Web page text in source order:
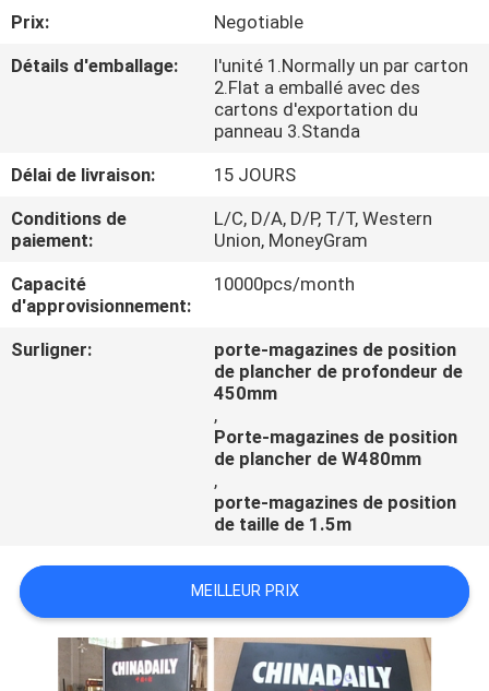
CONTRÔLE
CONTACTEZ-
NOUS
NOUVELLES
Prix:
Negotiable
Détails d'emballage:
l'unité 1.Normally un par carton
2.Flat a emballé avec des
cartons d'exportation du
panneau 3.Standa
Délai de livraison:
15 JOURS
Conditions de
paiement:
L/C, D/A, D/P, T/T, Western
Union, MoneyGram
Capacité
d'approvisionnement:
10000pcs/month
Surligner:
porte-magazines de position
de plancher de profondeur de
450mm
,
Porte-magazines de position
de plancher de W480mm
,
porte-magazines de position
de taille de 1.5m
MEILLEUR PRIX